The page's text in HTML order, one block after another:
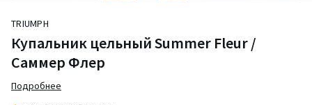
TRIUMPH
Купальник цельный Summer Fleur /
Саммер Флер
Подробнее